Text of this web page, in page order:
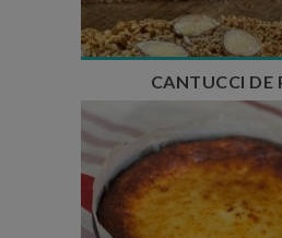
Nombre de couverts :
CANTUCCI DE
Temps de
Temps de cuisson